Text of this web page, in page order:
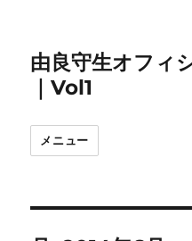
由良守生オフィ
｜Vol1
メニュー